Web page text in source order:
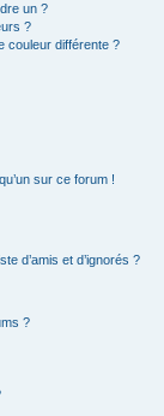
un ?
?
couleur différente ?
sur ce forum !
d’amis et d’ignorés ?
?